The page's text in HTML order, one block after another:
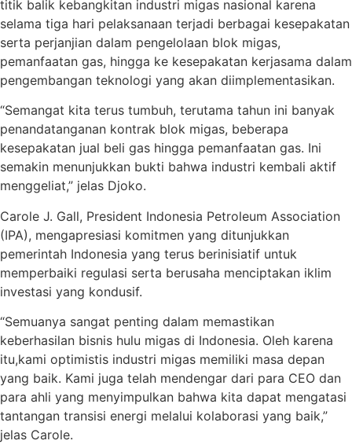
titik balik kebangkitan industri migas nasional karena
selama tiga hari pelaksanaan terjadi berbagai kesepakatan
serta perjanjian dalam pengelolaan blok migas,
pemanfaatan gas, hingga ke kesepakatan kerjasama dalam
pengembangan teknologi yang akan diimplementasikan.
“Semangat kita terus tumbuh, terutama tahun ini banyak
penandatanganan kontrak blok migas, beberapa
kesepakatan jual beli gas hingga pemanfaatan gas. Ini
semakin menunjukkan bukti bahwa industri kembali aktif
menggeliat,” jelas Djoko.
Carole J. Gall, President Indonesia Petroleum Association
(IPA), mengapresiasi komitmen yang ditunjukkan
pemerintah Indonesia yang terus berinisiatif untuk
memperbaiki regulasi serta berusaha menciptakan iklim
investasi yang kondusif.
“Semuanya sangat penting dalam memastikan
keberhasilan bisnis hulu migas di Indonesia. Oleh karena
itu,kami optimistis industri migas memiliki masa depan
yang baik. Kami juga telah mendengar dari para CEO dan
para ahli yang menyimpulkan bahwa kita dapat mengatasi
tantangan transisi energi melalui kolaborasi yang baik,”
jelas Carole.